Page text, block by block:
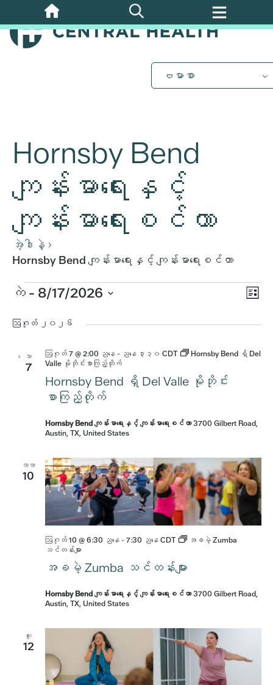
အဓိက
အကြောင်းအရာ
သို့
ဗမာစာ
Hornsby Bend
ကျန်းမာရေးနှင့်
ကျန်းမာရေးစင်တာ
အဲ့ဒါနဲ့
Hornsby Bend ကျန်းမာရေးနှင့် ကျန်းမာရေးစင်တာ
အဲ့
ဒါနဲ့
ပွဲ
စာရင်
ကဲ - 8/17/2026
ကို
ပါ။
ဩဂုတ် ၂၀၂၆
ေသာ
7
Hornsby Bend ရှိ Del Valle မိုဘိုင်း
စာကြည့်တိုက်
ဩဂုတ် 7 @ 2:00 ညနေ- ညနေ ၃း၃၀ CDT
Hornsby Bend ရှိ Del
Valle မိုဘိုင်းစာကြည့်တိုက်
Hornsby Bend ကျန်းမာရေးနှင့် ကျန်းမာရေးစင်တာ3700 Gilbert Road,
Austin, TX, United States
လာလာ
10
အခမဲ့ Zumba သင်တန်းများ
ဩဂုတ် 10 @ 6:30 ညနေ-7:30 ညနေ CDT
အခမဲ့ Zumba
သင်တန်းများ
Hornsby Bend ကျန်းမာရေးနှင့် ကျန်းမာရေးစင်တာ3700 Gilbert Road,
Austin, TX, United States
ဟူး
12